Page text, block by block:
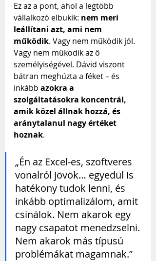
Ez az a pont, ahol a legtöbb
vállalkozó elbukik: nem meri
leállítani azt, ami nem
működik. Vagy nem működik jól.
Vagy nem működik az ő
személyiségével. Dávid viszont
bátran meghúzta a féket – és
inkább azokra a
szolgáltatásokra koncentrál,
amik közel állnak hozzá, és
aránytalanul nagy értéket
hoznak.
„Én az Excel-es, szoftveres
vonalról jövök… egyedül is
hatékony tudok lenni, és
inkább optimalizálom, amit
csinálok. Nem akarok egy
nagy csapatot menedzselni.
Nem akarok más típusú
problémákat magamnak.”